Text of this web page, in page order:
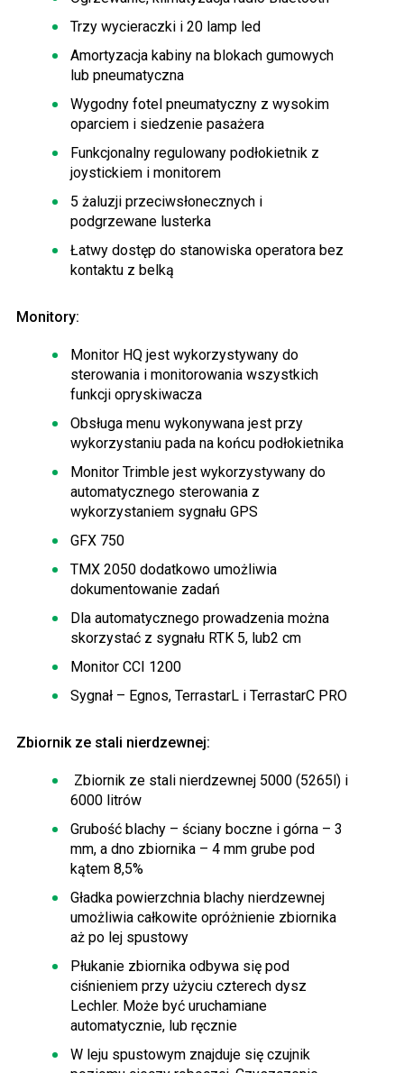
Trzy wycieraczki i 20 lamp led
Amortyzacja kabiny na blokach gumowych
lub pneumatyczna
Wygodny fotel pneumatyczny z wysokim
oparciem i siedzenie pasażera
Funkcjonalny regulowany podłokietnik z
joystickiem i monitorem
5 żaluzji przeciwsłonecznych i
podgrzewane lusterka
Łatwy dostęp do stanowiska operatora bez
kontaktu z belką
Monitory:
Monitor HQ jest wykorzystywany do
sterowania i monitorowania wszystkich
funkcji opryskiwacza
Obsługa menu wykonywana jest przy
wykorzystaniu pada na końcu podłokietnika
Monitor Trimble jest wykorzystywany do
automatycznego sterowania z
wykorzystaniem sygnału GPS
GFX 750
TMX 2050 dodatkowo umożliwia
dokumentowanie zadań
Dla automatycznego prowadzenia można
skorzystać z sygnału RTK 5, lub2 cm
Monitor CCI 1200
Sygnał – Egnos, TerrastarL i TerrastarC PRO
Zbiornik ze stali nierdzewnej:
Zbiornik ze stali nierdzewnej 5000 (5265l) i
6000 litrów
Grubość blachy – ściany boczne i górna – 3
mm, a dno zbiornika – 4 mm grube pod
kątem 8,5%
Gładka powierzchnia blachy nierdzewnej
umożliwia całkowite opróżnienie zbiornika
aż po lej spustowy
Płukanie zbiornika odbywa się pod
ciśnieniem przy użyciu czterech dysz
Lechler. Może być uruchamiane
automatycznie, lub ręcznie
W leju spustowym znajduje się czujnik